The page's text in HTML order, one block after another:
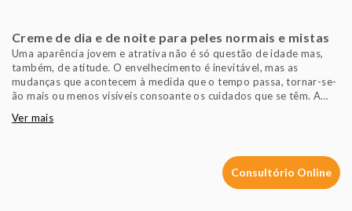
Creme de dia e de noite para peles normais e mistas
Uma aparência jovem e atrativa não é só questão de idade mas,
também, de atitude. O envelhecimento é inevitável, mas as
mudanças que acontecem à medida que o tempo passa, tornar-se-
ão mais ou menos visíveis consoante os cuidados que se têm. A
ANTI-AGE BALANCING CREAM é um creme anti-idade que ajuda a
enriquecida com uma substância activa que regula o equilíbrio
hidro-lipidico das peles mistas e, dá à pele uma aparência
Ver mais
Consultório Online